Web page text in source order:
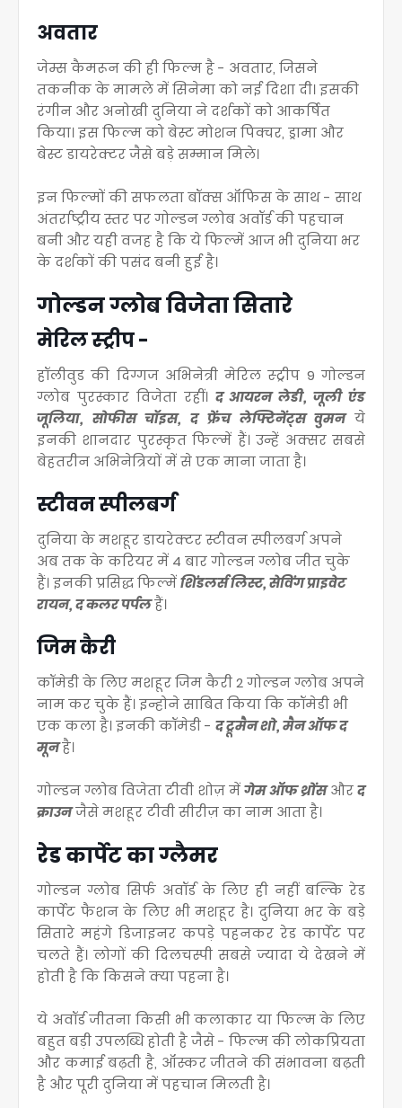
अवतार
जेम्स कैमरून की ही फिल्म है - अवतार, जिसने
तकनीक के मामले में सिनेमा को नई दिशा दी। इसकी
रंगीन और अनोखी दुनिया ने दर्शकों को आकर्षित
किया। इस फिल्म कोबेस्ट मोशन पिक्चर, ड्रामा और
बेस्ट डायरेक्टर जैसे बड़े सम्मान मिले।
इन फिल्मों की सफलता बॉक्स ऑफिस के साथ - साथ
अंतर्राष्ट्रीय स्तर पर गोल्डन ग्लोब अवॉर्ड की पहचान
बनी और यही वजह है कि ये फिल्में आज भी दुनिया भर
के दर्शकों की पसंद बनी हुई है।
गोल्डन ग्लोब विजेता सितारे
मेरिल स्ट्रीप -
हॉलीवुड की दिग्गज अभिनेत्री मेरिल स्ट्रीप 9 गोल्डन
ग्लोब पुरस्कार विजेता रहीं। द आयरन लेडी, जूली एंड
जूलिया, सोफीस चॉइस, द फ्रेंच लेफ्टिनेंट्स वुमन ये
इनकी शानदार पुरस्कृत फिल्में हैं। उन्हें अक्सर सबसे
बेहतरीन अभिनेत्रियों में से एक माना जाता है।
स्टीवन स्पीलबर्ग
दुनिया के मशहूर डायरेक्टर स्टीवन स्पीलबर्ग अपने
अब तक के करियर में 4 बार गोल्डन ग्लोब जीत चुके
हैं। इनकी प्रसिद्ध फिल्मेंशिंडलर्स लिस्ट, सेविंग प्राइवेट
रायन, द कलर पर्पलहैं।
जिम कैरी
कॉमेडी के लिए मशहूर जिम कैरी 2 गोल्डन ग्लोब अपने
नाम कर चुके हैं। इन्होने साबित किया कि कॉमेडी भी
एक कला है। इनकी कॉमेडी - द ट्रूमैन शो, मैन ऑफ द
मूनहै।
गोल्डन ग्लोब विजेता टीवी शोज़ मेंगेम ऑफ थ्रोंसऔरद
क्राउनजैसे मशहूर टीवी सीरीज़ का नाम आता है।
रेड कार्पेट का ग्लैमर
गोल्डन ग्लोब सिर्फ अवॉर्ड के लिए ही नहीं बल्कि रेड
कार्पेट फैशन के लिए भी मशहूर है। दुनिया भर के बड़े
सितारे महंगे डिजाइनर कपड़े पहनकर रेड कार्पेट पर
चलते हैं। लोगों की दिलचस्पी सबसे ज्यादा ये देखने में
होती है कि किसने क्या पहना है।
ये अवॉर्ड जीतना किसी भी कलाकार या फिल्म के लिए
बहुत बड़ी उपलब्धि होती है जैसे - फिल्म की लोकप्रियता
और कमाई बढ़ती है, ऑस्कर जीतने की संभावना बढ़ती
है और पूरी दुनिया में पहचान मिलती है।